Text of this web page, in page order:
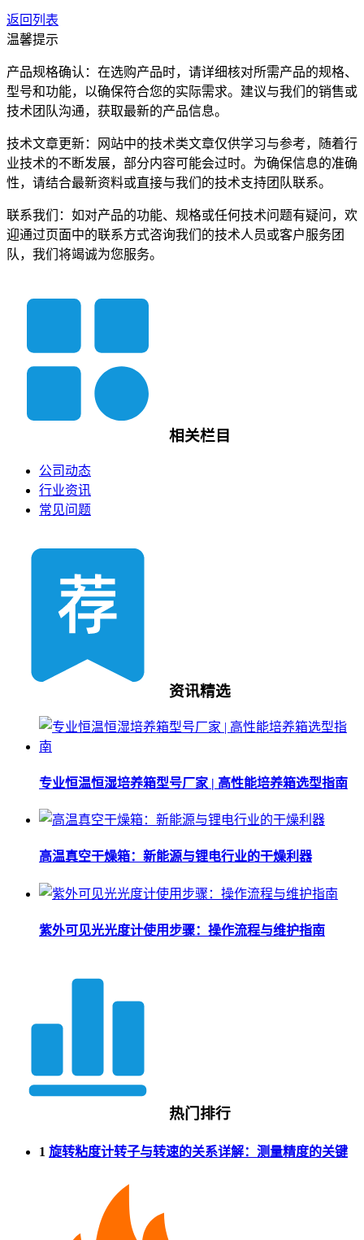
返回列表
温馨提示
产品规格确认：在选购产品时，请详细核对所需产品的规格、
型号和功能，以确保符合您的实际需求。建议与我们的销售或
技术团队沟通，获取最新的产品信息。
技术文章更新：网站中的技术类文章仅供学习与参考，随着行
业技术的不断发展，部分内容可能会过时。为确保信息的准确
性，请结合最新资料或直接与我们的技术支持团队联系。
联系我们：如对产品的功能、规格或任何技术问题有疑问，欢
迎通过页面中的联系方式咨询我们的技术人员或客户服务团
队，我们将竭诚为您服务。
相关栏目
公司动态
行业资讯
常见问题
资讯精选
专业恒温恒湿培养箱型号厂家 | 高性能培养箱选型指南
高温真空干燥箱：新能源与锂电行业的干燥利器
紫外可见光光度计使用步骤：操作流程与维护指南
热门排行
1 旋转粘度计转子与转速的关系详解：测量精度的关键